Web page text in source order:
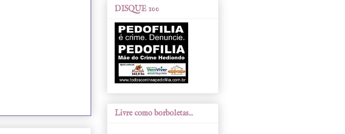
DISQUE 100
Livre como borboletas...